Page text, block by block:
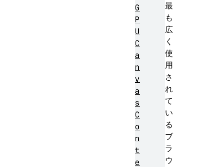
最
も
広
く
使
用
さ
れ
て
い
る
ブ
ラ
ウ
G
P
U
C
a
n
v
a
s
C
o
n
t
e